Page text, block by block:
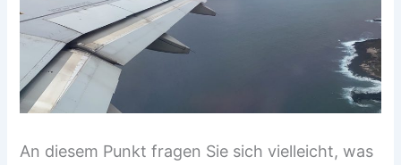
An diesem Punkt fragen Sie sich vielleicht, was